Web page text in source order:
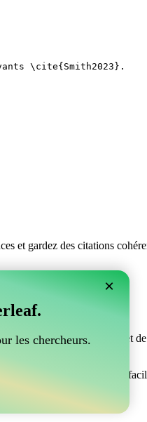
\cite{ Smith2023 }.
et gardez des citations
parfait ! Il vous permet de
vous cherchez un moyen
×
les chercheurs.